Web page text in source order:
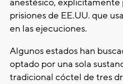
anestésico, explícitamente
prisiones de EE.UU. que
en las ejecuciones.
Algunos estados han
optado por una sola
tradicional cóctel de tres